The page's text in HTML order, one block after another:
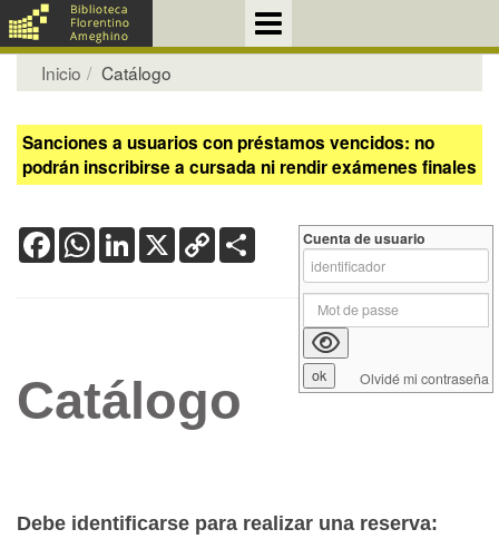
Inicio Catálogo
Sanciones a usuarios con préstamos vencidos: no
podrán inscribirse a cursada ni rendir exámenes finales
FacebookWhatsApp
LinkedIn
X Copy
Link
Catálogo
Debe identificarse para realizar una reserva:
Cuenta de usuario
Olvidé mi contraseña